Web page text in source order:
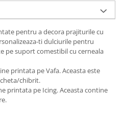
pentru a decora prajiturile cu
ti dulciurile pentru
pe suport comestibil cu cerneala
printata pe Vafa. Aceasta este
chibrit.
printata pe Icing. Aceasta contine